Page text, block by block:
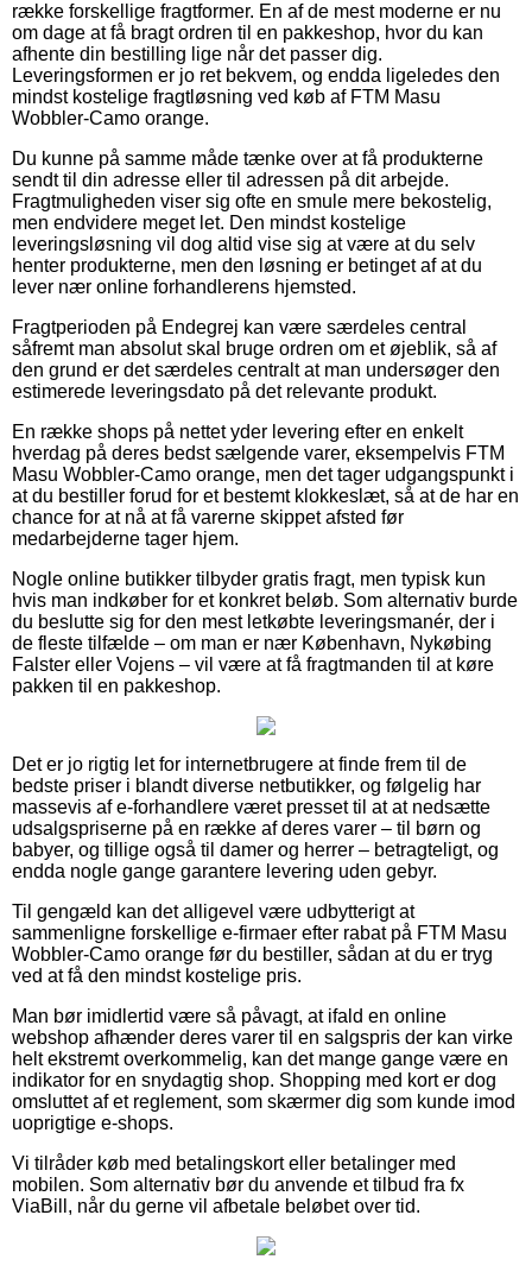
række forskellige fragtformer. En af de mest moderne er nu
om dage at få bragt ordren til en pakkeshop, hvor du kan
afhente din bestilling lige når det passer dig.
Leveringsformen er jo ret bekvem, og endda ligeledes den
mindst kostelige fragtløsning ved køb af FTM Masu
Wobbler-Camo orange.
Du kunne på samme måde tænke over at få produkterne
sendt til din adresse eller til adressen på dit arbejde.
Fragtmuligheden viser sig ofte en smule mere bekostelig,
men endvidere meget let. Den mindst kostelige
leveringsløsning vil dog altid vise sig at være at du selv
henter produkterne, men den løsning er betinget af at du
lever nær online forhandlerens hjemsted.
Fragtperioden på Endegrej kan være særdeles central
såfremt man absolut skal bruge ordren om et øjeblik, så af
den grund er det særdeles centralt at man undersøger den
estimerede leveringsdato på det relevante produkt.
En række shops på nettet yder levering efter en enkelt
hverdag på deres bedst sælgende varer, eksempelvis FTM
Masu Wobbler-Camo orange, men det tager udgangspunkt i
at du bestiller forud for et bestemt klokkeslæt, så at de har en
chance for at nå at få varerne skippet afsted før
medarbejderne tager hjem.
Nogle online butikker tilbyder gratis fragt, men typisk kun
hvis man indkøber for et konkret beløb. Som alternativ burde
du beslutte sig for den mest letkøbte leveringsmanér, der i
de fleste tilfælde – om man er nær København, Nykøbing
Falster eller Vojens – vil være at få fragtmanden til at køre
pakken til en pakkeshop.
Det er jo rigtig let for internetbrugere at finde frem til de
bedste priser i blandt diverse netbutikker, og følgelig har
massevis af e-forhandlere været presset til at at nedsætte
udsalgspriserne på en række af deres varer – til børn og
babyer, og tillige også til damer og herrer – betragteligt, og
endda nogle gange garantere levering uden gebyr.
Til gengæld kan det alligevel være udbytterigt at
sammenligne forskellige e-firmaer efter rabat på FTM Masu
Wobbler-Camo orange før du bestiller, sådan at du er tryg
ved at få den mindst kostelige pris.
Man bør imidlertid være så påvagt, at ifald en online
webshop afhænder deres varer til en salgspris der kan virke
helt ekstremt overkommelig, kan det mange gange være en
indikator for en snydagtig shop. Shopping med kort er dog
omsluttet af et reglement, som skærmer dig som kunde imod
uoprigtige e-shops.
Vi tilråder køb med betalingskort eller betalinger med
mobilen. Som alternativ bør du anvende et tilbud fra fx
ViaBill, når du gerne vil afbetale beløbet over tid.